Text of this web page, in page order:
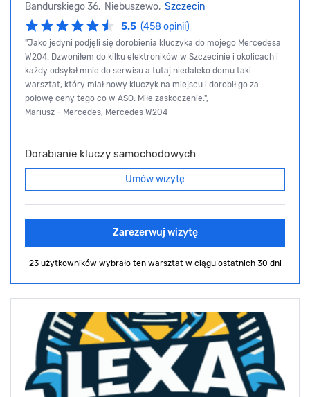
Bandurskiego 36, Niebuszewo, Szczecin
5.5 (458 opinii)
"Jako jedyni podjęli się dorobienia kluczyka do mojego Mercedesa
W204. Dzwoniłem do kilku elektroników w Szczecinie i okolicach i
każdy odsyłał mnie do serwisu a tutaj niedaleko domu taki
warsztat, który miał nowy kluczyk na miejscu i dorobił go za
połowę ceny tego co w ASO. Miłe zaskoczenie.",
Mariusz - Mercedes, Mercedes W204
Dorabianie kluczy samochodowych
Umów wizytę
Zarezerwuj wizytę
23 użytkowników wybrało ten warsztat w ciągu ostatnich 30 dni